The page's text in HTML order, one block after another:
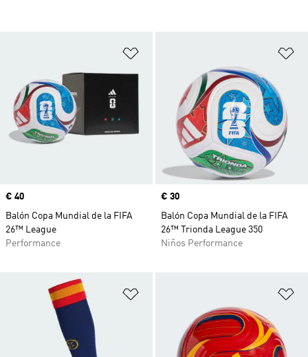
Precio
€ 40
Balón Copa Mundial de la FIFA
26™ League
Performance
Precio
€ 30
Balón Copa Mundial de la FIFA
26™ Trionda League 350
Niños Performance